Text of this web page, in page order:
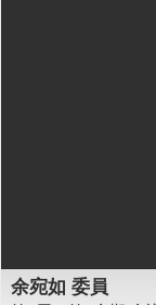
余宛如 委員